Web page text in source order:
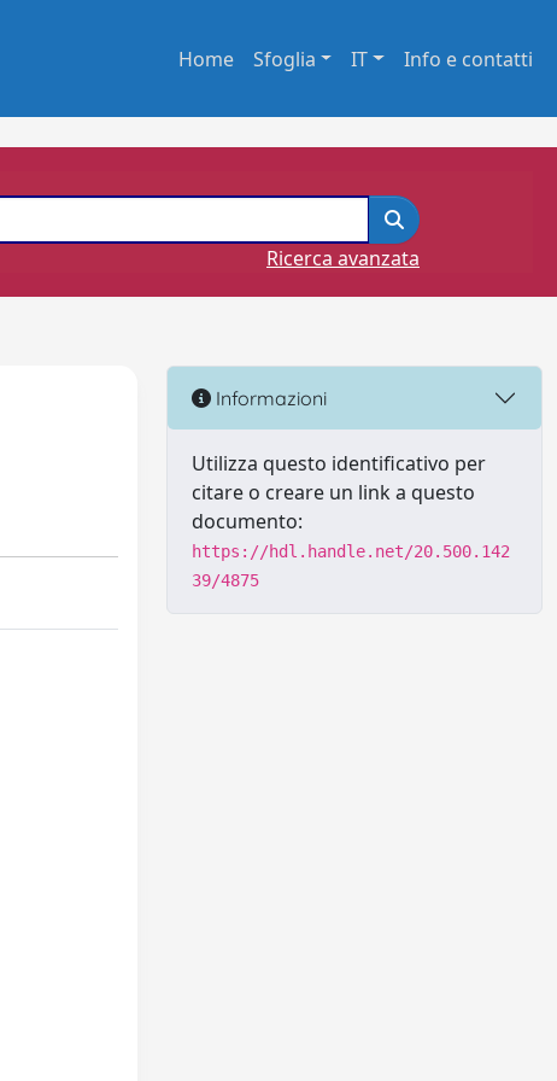
Home Sfoglia IT Info e contatti
Ricerca avanzata
Informazioni
Utilizza questo identificativo per
citare o creare un link a questo
documento:
https://hdl.handle.net/20.500.142
39/4875